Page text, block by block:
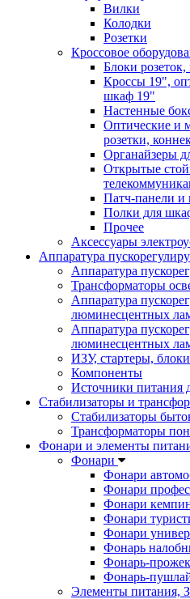
Вилки
Колодки
Розетки
Кроссовое
Блоки
Кроссы 19",
шкаф 19"
Настенные
Оптические и
розетки,
Органайзеры
Открытые
Патч-панели и
Полки для
Прочее
Аксессуары
Аппаратура
Аппаратура
Трансформаторы
Аппаратура
люминесцентных
Аппаратура
люминесцентных
ИЗУ, стартеры,
Компоненты
Источники питания
Стабилизаторы и
Стабилизаторы
Трансформаторы
Фонари и элементы
Фонари
Фонари
Фонари
Фонари
Фонари
Фонари
Фонарь
Фонарь-
Фонарь-
Элементы питания,